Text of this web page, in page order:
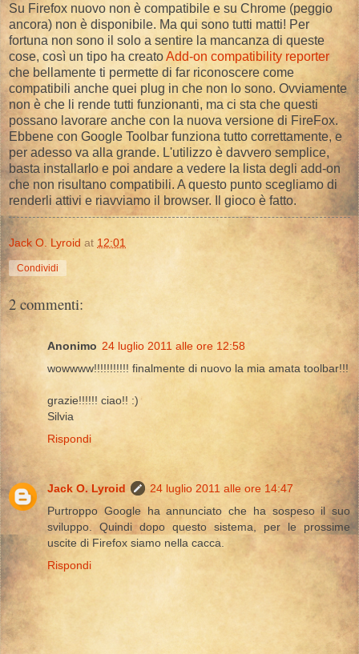
Su Firefox nuovo non è compatibile e su Chrome (peggio
ancora) non è disponibile. Ma qui sono tutti matti! Per
fortuna non sono il solo a sentire la mancanza di queste
cose, così un tipo ha creatoAdd-on compatibility reporter
che bellamente ti permette di far riconoscere come
compatibili anche quei plug in che non lo sono. Ovviamente
non è che li rende tutti funzionanti, ma ci sta che questi
possano lavorare anche con la nuova versione di FireFox.
Ebbene con Google Toolbar funziona tutto correttamente, e
per adesso va alla grande. L'utilizzo è davvero semplice,
basta installarlo e poi andare a vedere la lista degli add-on
che non risultano compatibili. A questo punto scegliamo di
renderli attivi e riavviamo il browser. Il gioco è fatto.
Jack O. Lyroid at 12:01
Condividi
2 commenti:
Anonimo 24 luglio 2011 alle ore 12:58
wowwww!!!!!!!!!!! finalmente di nuovo la mia amata toolbar!!!
grazie!!!!!! ciao!! :)
Silvia
Rispondi
Jack O. Lyroid
24 luglio 2011 alle ore 14:47
Purtroppo Google ha annunciato che ha sospeso il suo
sviluppo. Quindi dopo questo sistema, per le prossime
uscite di Firefox siamo nella cacca.
Rispondi